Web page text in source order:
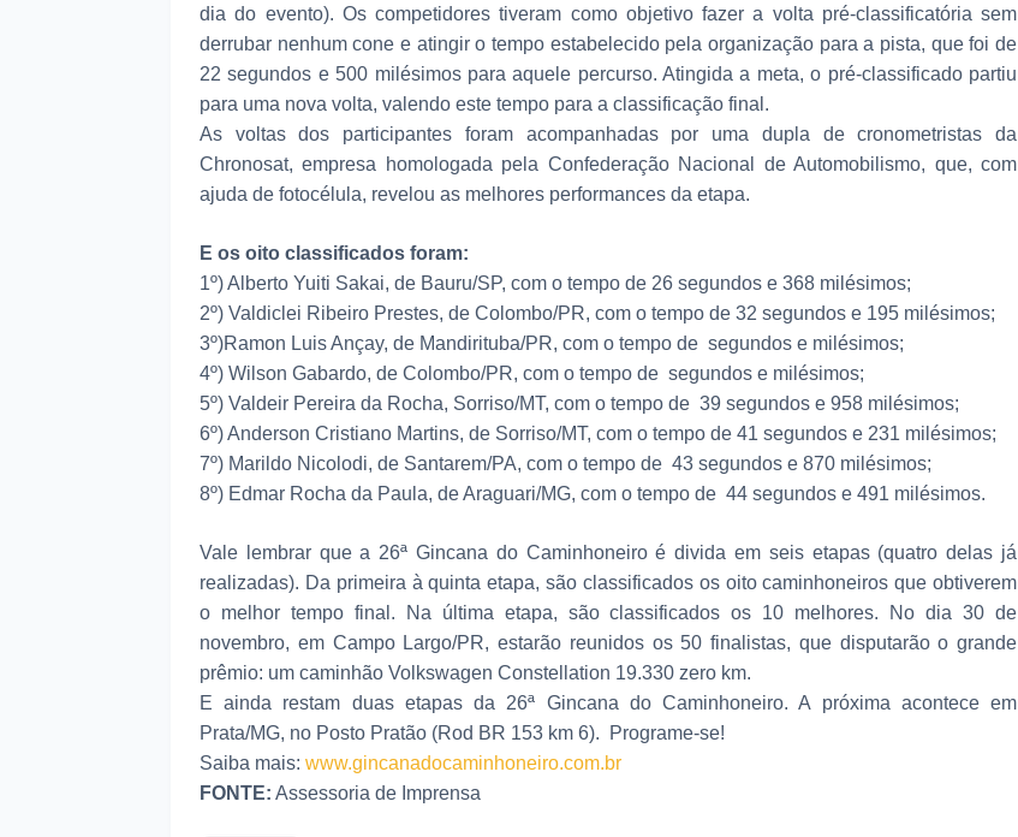
dia do evento). Os competidores tiveram como objetivo fazer a volta pré-classificatória sem
derrubar nenhum cone e atingir o tempo estabelecido pela organização para a pista, que foi de
22 segundos e 500 milésimos para aquele percurso. Atingida a meta, o pré-classificado partiu
para uma nova volta, valendo este tempo para a classificação final.
As voltas dos participantes foram acompanhadas por uma dupla de cronometristas da
Chronosat, empresa homologada pela Confederação Nacional de Automobilismo, que, com
ajuda de fotocélula, revelou as melhores performances da etapa.
E os oito classificados foram:
1º) Alberto Yuiti Sakai, de Bauru/SP, com o tempo de 26 segundos e 368 milésimos;
2º) Valdiclei Ribeiro Prestes, de Colombo/PR, com o tempo de 32 segundos e 195 milésimos;
3º)Ramon Luis Ançay, de Mandirituba/PR, com o tempo de segundos e milésimos;
4º) Wilson Gabardo, de Colombo/PR, com o tempo de segundos e milésimos;
5º) Valdeir Pereira da Rocha, Sorriso/MT, com o tempo de 39 segundos e 958 milésimos;
6º) Anderson Cristiano Martins, de Sorriso/MT, com o tempo de 41 segundos e 231 milésimos;
7º) Marildo Nicolodi, de Santarem/PA, com o tempo de 43 segundos e 870 milésimos;
8º) Edmar Rocha da Paula, de Araguari/MG, com o tempo de 44 segundos e 491 milésimos.
Vale lembrar que a 26ª Gincana do Caminhoneiro é divida em seis etapas (quatro delas já
realizadas). Da primeira à quinta etapa, são classificados os oito caminhoneiros que obtiverem
o melhor tempo final. Na última etapa, são classificados os 10 melhores. No dia 30 de
novembro, em Campo Largo/PR, estarão reunidos os 50 finalistas, que disputarão o grande
prêmio: um caminhão Volkswagen Constellation 19.330 zero km.
E ainda restam duas etapas da 26ª Gincana do Caminhoneiro. A próxima acontece em
Prata/MG, no Posto Pratão (Rod BR 153 km 6). Programe-se!
Saiba mais: www.gincanadocaminhoneiro.com.br
FONTE: Assessoria de Imprensa